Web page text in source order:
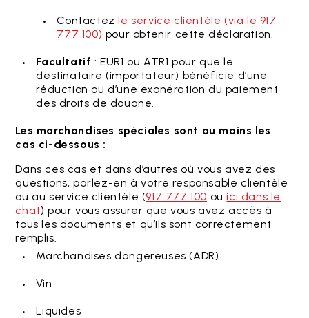
Contactezle service clientèle (via le 917
777 100) pour obtenir cette déclaration.
Facultatif : EUR1 ou ATR1 pour que le
destinataire (importateur) bénéficie d’une
réduction ou d’une exonération du paiement
des droits de douane.
Les marchandises spéciales sont au moins les
cas ci-dessous :
Dans ces cas et dans d’autres où vous avez des
questions, parlez-en à votre responsable clientèle
ou au service clientèle (917 777 100 ouici dans le
chat) pour vous assurer que vous avez accès à
tous les documents et qu’ils sont correctement
remplis.
Marchandises dangereuses (ADR).
Vin
Liquides